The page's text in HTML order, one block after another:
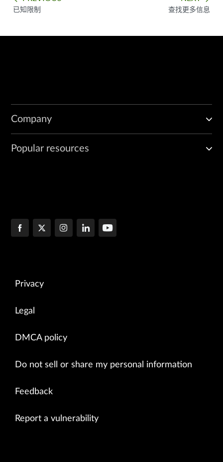
已知限制 查找更多信息
Company
Popular resources
Privacy
Legal
DMCA policy
Do not sell or share my personal information
Feedback
Report a vulnerability